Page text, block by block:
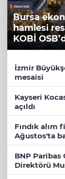
Bursa
hamlesi
KOBİ
İzmir
mesaisi
Kayseri
açıldı
Fındık alım
Ağustos'ta
BNP
Direktörü